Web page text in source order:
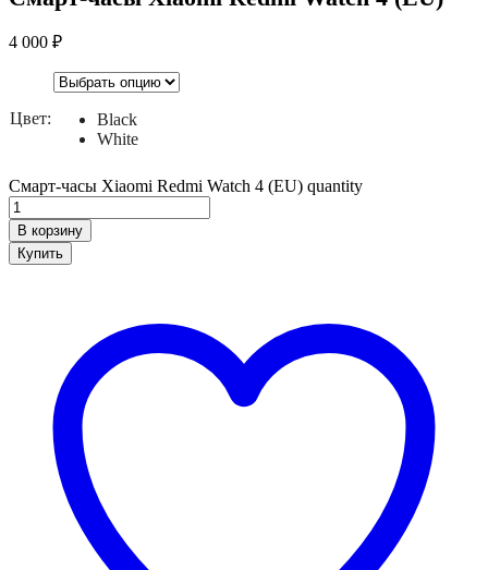
4 000 ₽
Цвет:
Black
White
Смарт-часы Xiaomi Redmi Watch 4 (EU) quantity
В корзину
Купить